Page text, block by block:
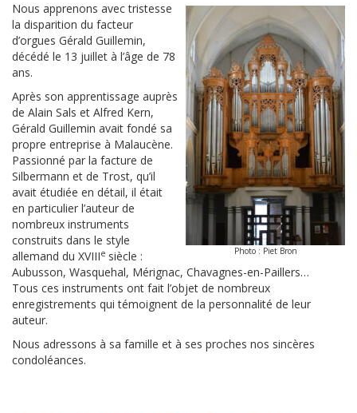
Photo : Piet Bron
Nous apprenons avec tristesse
la disparition du facteur
d’orgues Gérald Guillemin,
décédé le 13 juillet à l’âge de 78
ans.
Après son apprentissage auprès
de Alain Sals et Alfred Kern,
Gérald Guillemin avait fondé sa
propre entreprise à Malaucène.
Passionné par la facture de
Silbermann et de Trost, qu’il
avait étudiée en détail, il était
en particulier l’auteur de
nombreux instruments
construits dans le style
allemand du XVIIIe siècle :
Aubusson, Wasquehal, Mérignac, Chavagnes-en-Paillers…
Tous ces instruments ont fait l’objet de nombreux
enregistrements qui témoignent de la personnalité de leur
auteur.
Nous adressons à sa famille et à ses proches nos sincères
condoléances.